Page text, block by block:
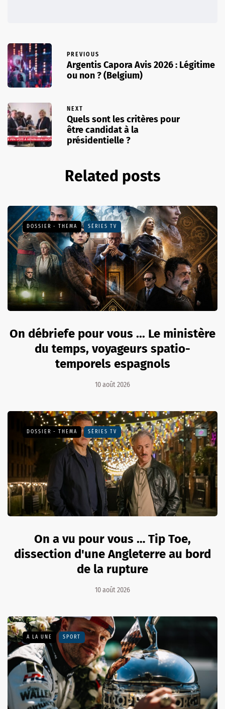
PREVIOUS
Argentis Capora Avis 2026 : Légitime
ou non ? (Belgium)
NEXT
Quels sont les critères pour
être candidat à la
présidentielle ?
Related posts
DOSSIER - THEMA SÉRIES TV
On débriefe pour vous ... Le ministère
du temps, voyageurs spatio-
temporels espagnols
10 août 2026
DOSSIER - THEMA SÉRIES TV
On a vu pour vous … Tip Toe,
dissection d'une Angleterre au bord
de la rupture
10 août 2026
A LA UNE SPORT